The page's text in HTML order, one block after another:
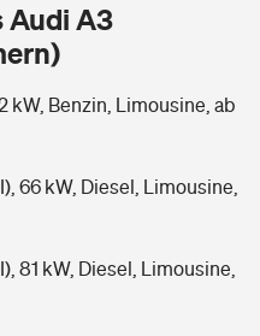
ist Ihr Haus?
für deine Kids
ich im Alter?
Audi A3
kW, Benzin, Limousine, ab
66 kW, Diesel, Limousine,
81 kW, Diesel, Limousine,